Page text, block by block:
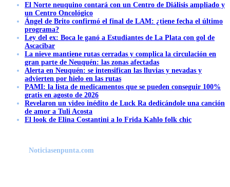
El Norte neuquino contará con un Centro de Diálisis ampliado y
un Centro Oncológico
Ángel de Brito confirmó el final de LAM: ¿tiene fecha el último
programa?
Ley del ex: Boca le ganó a Estudiantes de La Plata con gol de
Ascacibar
La nieve mantiene rutas cerradas y complica la circulación en
gran parte de Neuquén: las zonas afectadas
Alerta en Neuquén: se intensifican las lluvias y nevadas y
advierten por hielo en las rutas
PAMI: la lista de medicamentos que se pueden conseguir 100%
gratis en agosto de 2026
Revelaron un video inédito de Luck Ra dedicándole una canción
de amor a Tuli Acosta
El look de Elina Costantini a lo Frida Kahlo folk chic
Noticiasenpunta.com